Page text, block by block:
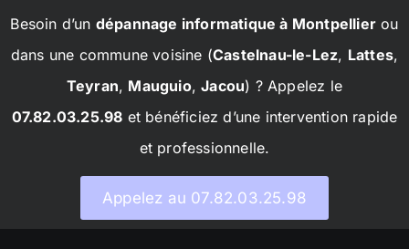
Besoin d’un dépannage informatique à Montpellier ou
dans une commune voisine (Castelnau-le-Lez, Lattes,
Teyran, Mauguio,Jacou) ? Appelez le
07.82.03.25.98 et bénéficiez d’une intervention rapide
et professionnelle.
Appelez au 07.82.03.25.98